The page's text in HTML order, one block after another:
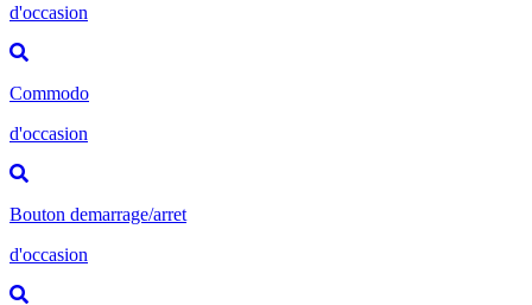
d'occasion
Commodo
d'occasion
Bouton demarrage/arret
d'occasion